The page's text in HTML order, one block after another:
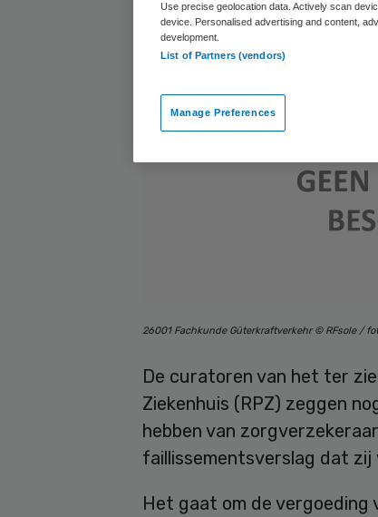
26001 Fachkunde Güterkraftverkehr © RFsole /
De curatoren van het ter
Ziekenhuis (RPZ) zeggen
hebben van
faillissementsverslag dat zij
Het gaat om de vergoeding
Use precise geolocation data. Actively scan
device. Personalised advertising and content,
development.
List of Partners (vendors)
Manage Preferences